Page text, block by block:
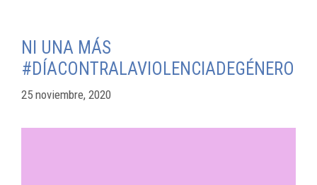
NI UNA MÁS
#DÍACONTRALAVIOLENCIADEGÉNERO
25 noviembre, 2020